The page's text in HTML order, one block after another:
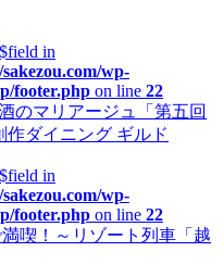
in
wp-
footer.php on line 22
のマリアージュ「第五回
作ダイニング ギルド
in
wp-
footer.php on line 22
喫！～リゾート列車「越